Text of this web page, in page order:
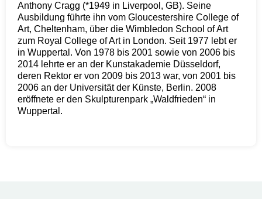
Anthony Cragg (*1949 in Liverpool, GB). Seine
Ausbildung führte ihn vom Gloucestershire College of
Art, Cheltenham, über die Wimbledon School of Art
zum Royal College of Art in London. Seit 1977 lebt er
in Wuppertal. Von 1978 bis 2001 sowie von 2006 bis
2014 lehrte er an der Kunstakademie Düsseldorf,
deren Rektor er von 2009 bis 2013 war, von 2001 bis
2006 an der Universität der Künste, Berlin. 2008
eröffnete er den Skulpturenpark „Waldfrieden“ in
Wuppertal.